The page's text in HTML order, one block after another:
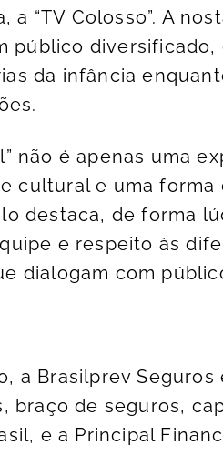
a “TV Colosso”. A
público
da infância
não é apenas uma
cultural e uma
destaca, de forma
e respeito às
dialogam com
a Brasilprev
braço de seguros,
e a Principal